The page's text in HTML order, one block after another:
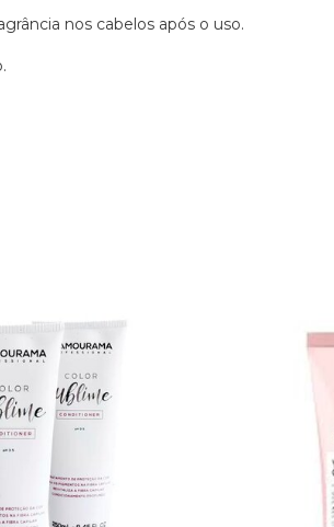
nos cabelos após o uso.